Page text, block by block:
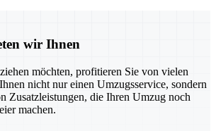
wir Ihnen
möchten, profitieren Sie von vielen
nicht nur einen Umzugsservice, sondern
Zusatzleistungen, die Ihren Umzug noch
machen.